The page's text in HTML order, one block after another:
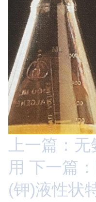
上一篇：
用 下一篇
(钾)液性状